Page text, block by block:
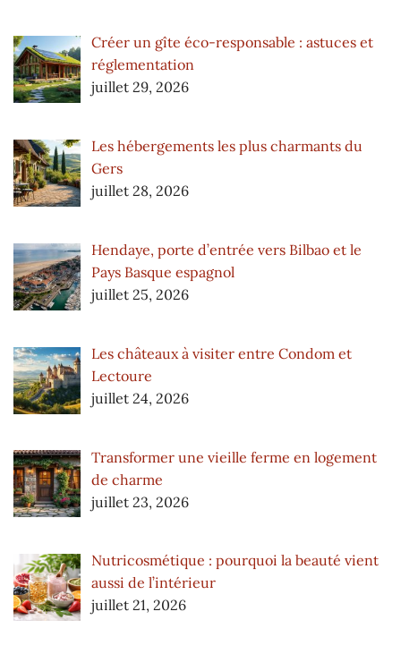
Créer un gîte éco-responsable : astuces et
réglementation
juillet 29, 2026
Les hébergements les plus charmants du
Gers
juillet 28, 2026
Hendaye, porte d’entrée vers Bilbao et le
Pays Basque espagnol
juillet 25, 2026
Les châteaux à visiter entre Condom et
Lectoure
juillet 24, 2026
Transformer une vieille ferme en logement
de charme
juillet 23, 2026
Nutricosmétique : pourquoi la beauté vient
aussi de l’intérieur
juillet 21, 2026